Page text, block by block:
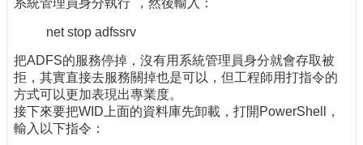
系統管理員身分執行"，然後輸入：
net stop adfssrv
把ADFS的服務停掉，沒有用系統管理員身分就會存取被
拒，其實直接去服務關掉也是可以，但工程師用打指令的
方式可以更加表現出專業度。
接下來要把WID上面的資料庫先卸載，打開PowerShell，
輸入以下指令：